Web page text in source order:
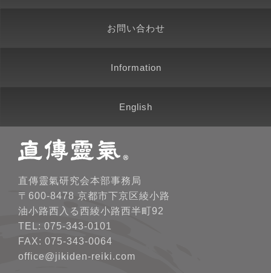
お問い合わせ
Information
English
直傳靈氣研究会本部事務局
〒600-8478 京都市下京区綾小路
油小路西入る西綾小路西半町92
TEL: 075-343-0101
FAX: 075-343-0064
office@jikiden-reiki.com